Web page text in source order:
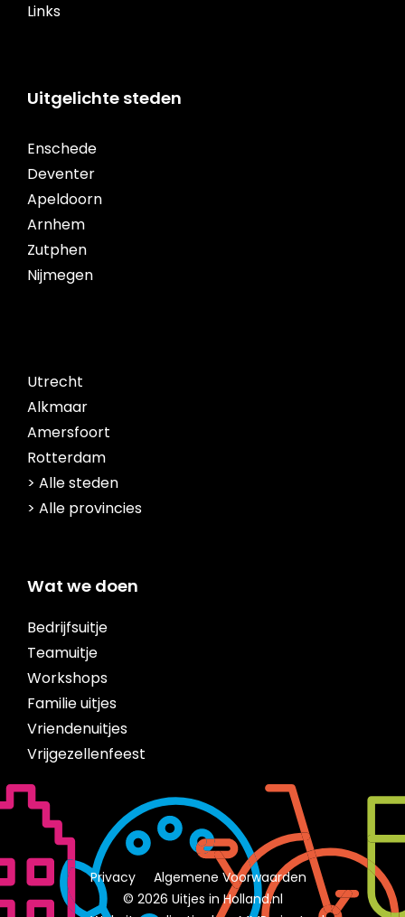
Links
Uitgelichte steden
Enschede
Deventer
Apeldoorn
Arnhem
Zutphen
Nijmegen
Utrecht
Alkmaar
Amersfoort
Rotterdam
> Alle steden
> Alle provincies
Wat we doen
Bedrijfsuitje
Teamuitje
Workshops
Familie uitjes
Vriendenuitjes
Vrijgezellenfeest
Privacy
Algemene Voorwaarden
© 2026 Uitjes in Holland.nl